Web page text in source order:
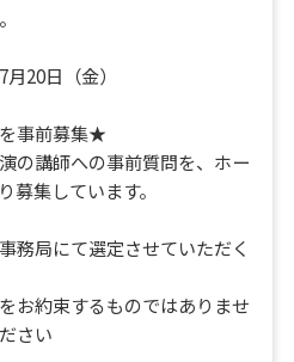
20日（金）
事前募集★
の講師への事前質問を、ホー
募集しています。
務局にて選定させていただく
お約束するものではありませ
さい